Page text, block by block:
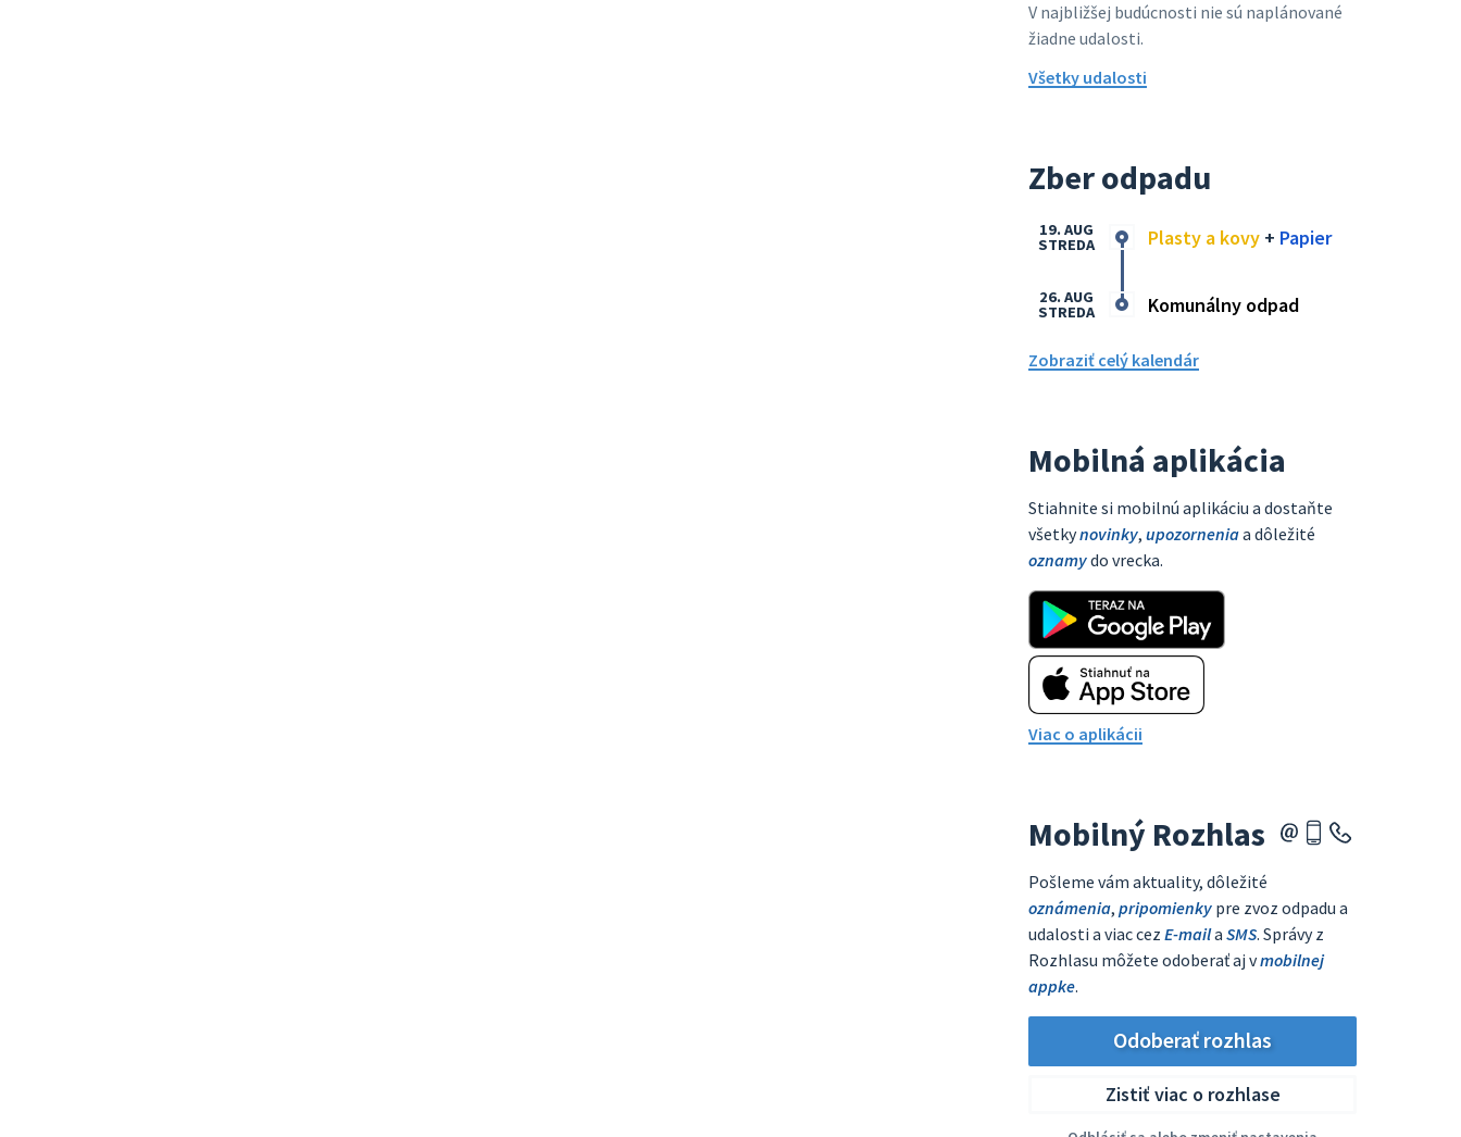
V najbližšej budúcnosti nie sú naplánované
žiadne udalosti.
Všetky udalosti
Zber odpadu
Plasty a kovy + Papier
19. AUG
STREDA
Komunálny odpad
26. AUG
STREDA
Zobraziť celý kalendár
Mobilná aplikácia
Stiahnite si mobilnú aplikáciu a dostaňte
všetkynovinky, upozorneniaa dôležité
oznamydo vrecka.
Viac o aplikácii
Mobilný Rozhlas
Pošleme vám aktuality, dôležité
oznámenia, pripomienky pre zvoz odpadu a
udalosti a viac cez E-maila SMS. Správy z
Rozhlasu môžete odoberať aj vmobilnej
appke.
Odoberať rozhlas
Zistiť viac o rozhlase